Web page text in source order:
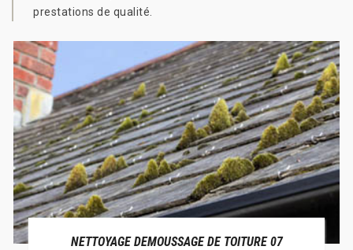
prestations de qualité.
NETTOYAGE DEMOUSSAGE DE TOITURE 07